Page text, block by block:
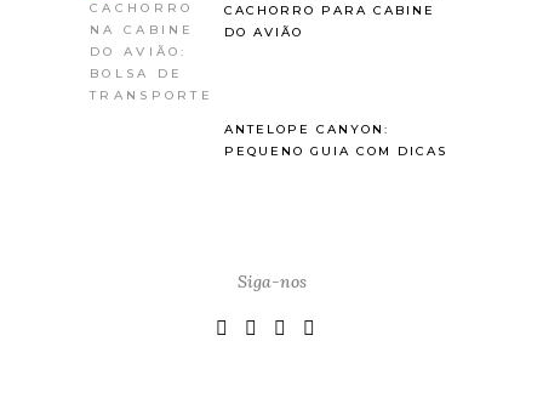
CACHORRO PARA CABINE
DO AVIÃO
ANTELOPE CANYON:
PEQUENO GUIA COM DICAS
Siga-nos